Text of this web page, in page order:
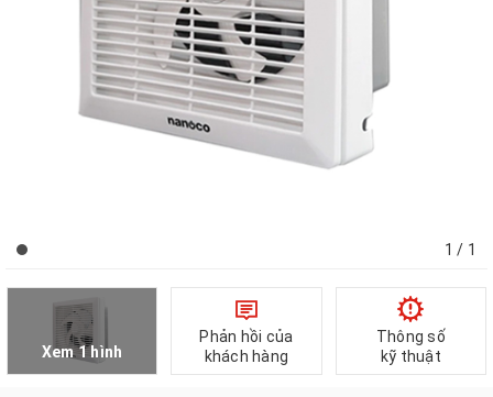
1 / 1
Xem 1 hình
Phản hồi của
khách hàng
Thông số
kỹ thuật